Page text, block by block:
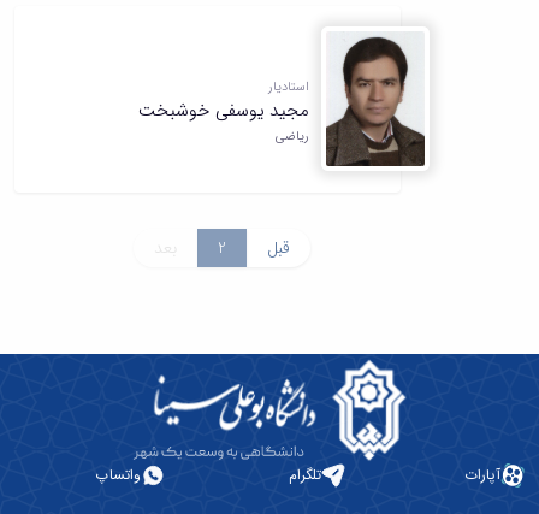
استادیار
مجید یوسفی خوشبخت
ریاضی
قبل 2 بعد
آپارات تلگرام واتساپ